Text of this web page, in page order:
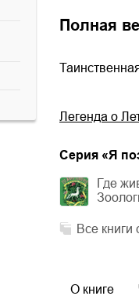
Полная
Легенда о
Cерия «Я
Где
Все книги
О книге